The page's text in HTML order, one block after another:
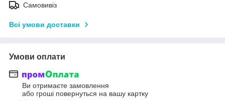
Самовивіз
Всі умови доставки
Умови оплати
Ви отримаєте замовлення
або гроші повернуться на вашу картку